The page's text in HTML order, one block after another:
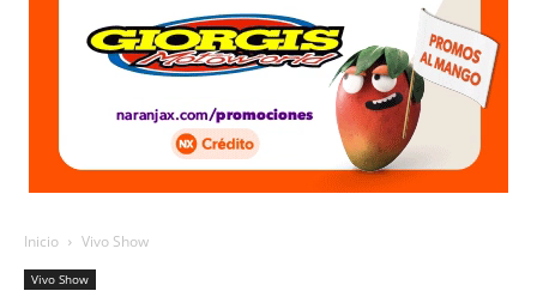
Inicio Vivo Show
Vivo Show